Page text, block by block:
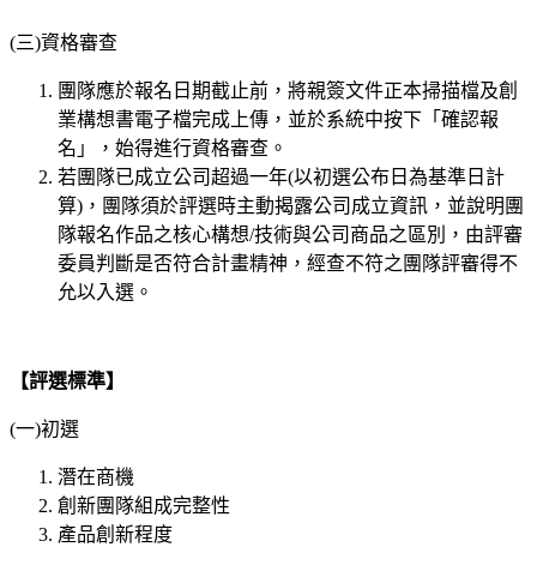
(三)資格審查
團隊應於報名日期截止前，將親簽文件正本掃描檔及創
業構想書電子檔完成上傳，並於系統中按下「確認報
名」，始得進行資格審查。
若團隊已成立公司超過一年(以初選公布日為基準日計
算)，團隊須於評選時主動揭露公司成立資訊，並說明團
隊報名作品之核心構想/技術與公司商品之區別，由評審
委員判斷是否符合計畫精神，經查不符之團隊評審得不
允以入選。
【評選標準】
(一)初選
潛在商機
創新團隊組成完整性
產品創新程度